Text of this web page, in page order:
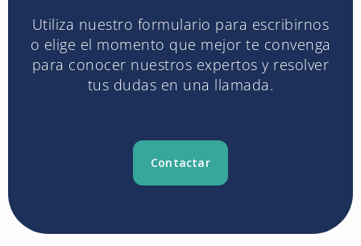
Utiliza nuestro formulario para escribirnos
o elige el momento que mejor te convenga
para conocer nuestros expertos y resolver
tus dudas en una llamada.
Contactar